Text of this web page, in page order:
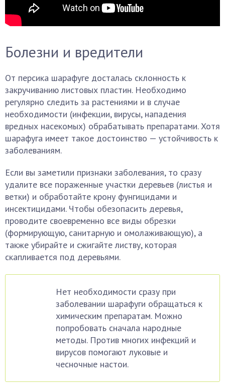
Болезни и вредители
От персика шарафуге досталась склонность к
закручиванию листовых пластин. Необходимо
регулярно следить за растениями и в случае
необходимости (инфекции, вирусы, нападения
вредных насекомых) обрабатывать препаратами. Хотя
шарафуга имеет такое достоинство — устойчивость к
заболеваниям.
Если вы заметили признаки заболевания, то сразу
удалите все пораженные участки деревьев (листья и
ветки) и обработайте крону фунгицидами и
инсектицидами. Чтобы обезопасить деревья,
проводите своевременно все виды обрезки
(формирующую, санитарную и омолаживающую), а
также убирайте и сжигайте листву, которая
скапливается под деревьями.
Нет необходимости сразу при
заболевании шарафуги обращаться к
химическим препаратам. Можно
попробовать сначала народные
методы. Против многих инфекций и
вирусов помогают луковые и
чесночные настои.